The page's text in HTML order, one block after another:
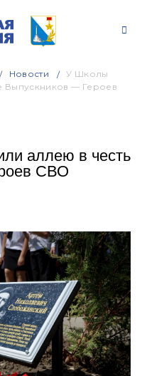
Новости
У Школы
Выпускников — Героев
аллею в честь
СВО